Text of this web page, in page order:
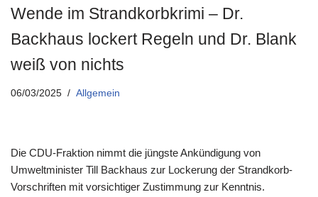
Wende im Strandkorbkrimi – Dr.
Backhaus lockert Regeln und Dr. Blank
weiß von nichts
06/03/2025 Allgemein
Die CDU-Fraktion nimmt die jüngste Ankündigung von
Umweltminister Till Backhaus zur Lockerung der Strandkorb-
Vorschriften mit vorsichtiger Zustimmung zur Kenntnis.